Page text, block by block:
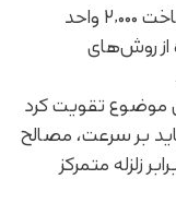
در کمتر از شش ماه، رهبری ساخت ۲,۰۰۰ واحد
از روش‌های
موضوع تقویت کرد
بر سرعت، مصالح
زلزله متمرکز